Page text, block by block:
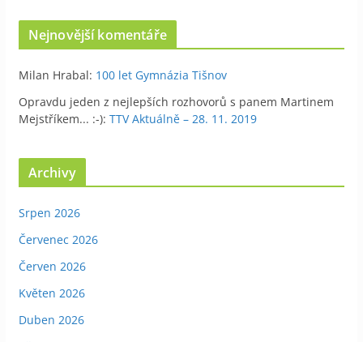
Nejnovější komentáře
Milan Hrabal: 100 let Gymnázia Tišnov
Opravdu jeden z nejlepších rozhovorů s panem Martinem
Mejstříkem... :-): TTV Aktuálně – 28. 11. 2019
Archivy
Srpen 2026
Červenec 2026
Červen 2026
Květen 2026
Duben 2026